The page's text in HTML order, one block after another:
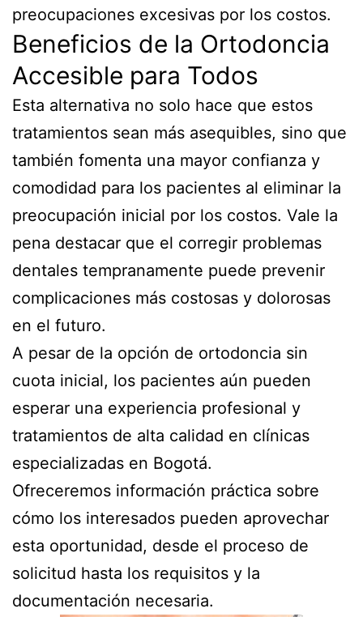
preocupaciones excesivas por los costos.
Beneficios de la Ortodoncia
Accesible para Todos
Esta alternativa no solo hace que estos
tratamientos sean más asequibles, sino que
también fomenta una mayor confianza y
comodidad para los pacientes al eliminar la
preocupación inicial por los costos. Vale la
pena destacar que el corregir problemas
dentales tempranamente puede prevenir
complicaciones más costosas y dolorosas
en el futuro.
A pesar de la opción de ortodoncia sin
cuota inicial, los pacientes aún pueden
esperar una experiencia profesional y
tratamientos de alta calidad en clínicas
especializadas en Bogotá.
Ofreceremos información práctica sobre
cómo los interesados pueden aprovechar
esta oportunidad, desde el proceso de
solicitud hasta los requisitos y la
documentación necesaria.